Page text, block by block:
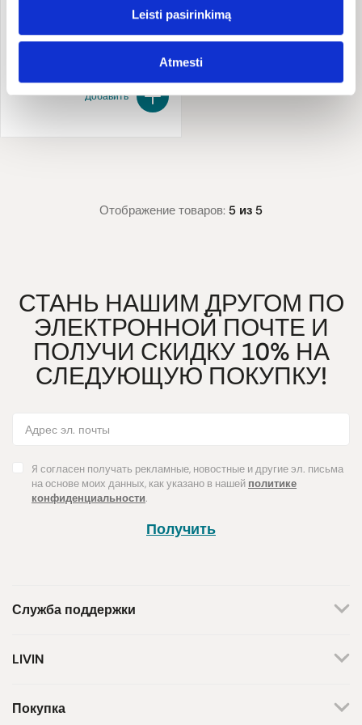
Leisti pasirinkimą
Atmesti
80 g
35.88 €/kg
Добавить
Отображение товаров: 5 из 5
СТАНЬ НАШИМ ДРУГОМ ПО
ЭЛЕКТРОННОЙ ПОЧТЕ И
ПОЛУЧИ СКИДКУ 10% НА
СЛЕДУЮЩУЮ ПОКУПКУ!
Я согласен получать рекламные, новостные и другие эл. письма
на основе моих данных, как указано в нашей политике
конфиденциальности.
Получить
Служба поддержки
Написать запрос
Мы работаем по будням.
LIVIN
Контакты
Покупка